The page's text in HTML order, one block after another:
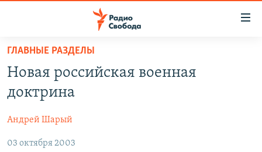
упрощенного
доступа
основному
Вернутся
ПОДКАСТЫ
АВТОРСКИЕ ПРОЕКТЫ
ЦИТАТЫ СВОБОДЫ
МНЕНИЯ
ГЛАВНЫЕ РАЗДЕЛЫ
Новая российская военная
доктрина
Андрей Шарый
03 октября 2003